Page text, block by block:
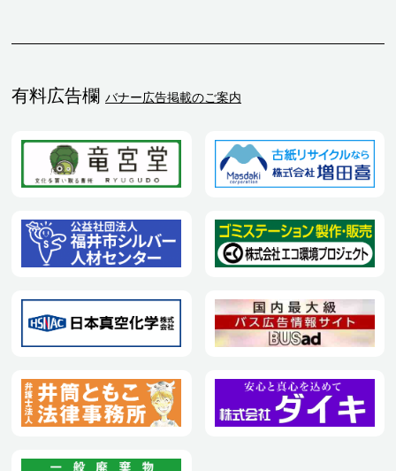
有料広告欄 バナー広告掲載のご案内